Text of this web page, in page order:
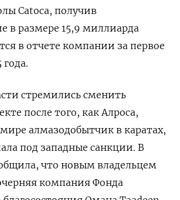
Catoca, получив
в размере 15,9 миллиарда
в отчете компании за первое
года.
стремились сменить
после того, как Алроса,
алмазодобытчик в каратах,
под западные санкции. В
что новым владельцем
компания Фонда